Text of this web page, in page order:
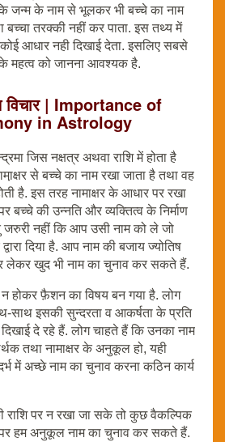
जन्म के नाम से भूलकर भी बच्चे का नाम
बच्चा तरक्की नहीं कर पाता. इस तथ्य में
आधार नही दिखाई देता. इसलिए सबसे
महत्व को जानना आवश्यक है.
विचार | Importance of
in Astrology
जिस नक्षत्र अथवा राशि में होता है
से बच्चे का नाम रखा जाता है तथा वह
है. इस तरह नामाक्षर के आधार पर रखा
बच्चे की उन्नति और व्यक्तित्व के निर्माण
जरुरी नहीं कि आप उसी नाम को ले जो
दिया है. आप नाम की बजाय ज्योतिष
लेकर खुद भी नाम का चुनाव कर सकते हैं.
न होकर फ़ैशन का विषय बन गया है. लोग
साथ इसकी सुन्दरता व आकर्षता के प्रति
दिखाई दे रहे हैं. लोग चाहते हैं कि उनका नाम
तथा नामाक्षर के अनुकूल हो, यही
में अच्छे नाम का चुनाव करना कठिन कार्य
राशि पर न रखा जा सके तो कुछ वैकल्पिक
हम अनुकूल नाम का चुनाव कर सकते हैं.